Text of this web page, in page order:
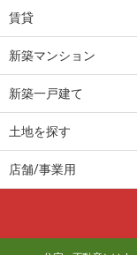
賃貸
新築マンション
新築一戸建て
土地を探す
店舗/事業用